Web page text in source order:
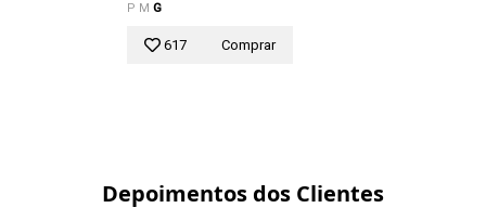
P M G
617 Comprar
Depoimentos dos Clientes